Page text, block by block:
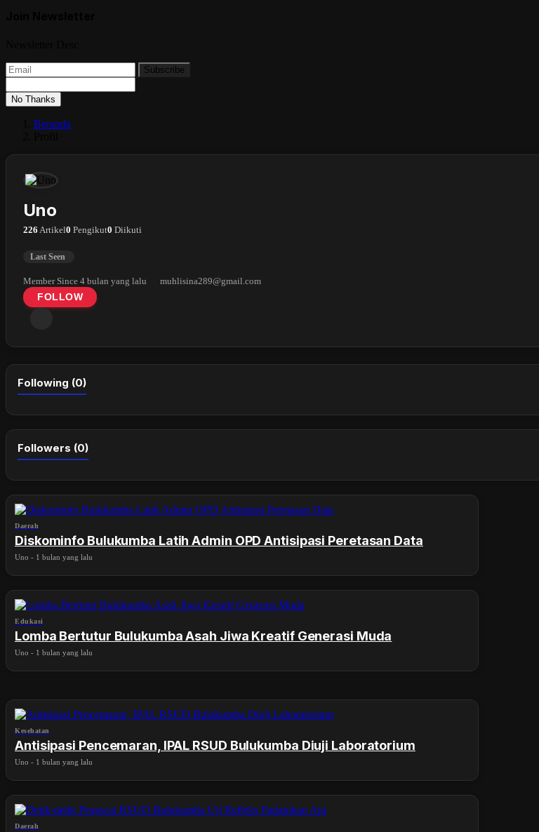
Subscribe
No Thanks
Beranda
Uno
226 Artikel0 Pengikut0 Diikuti
Last Seen
Member Since 4 bulan yang lalu muhlisina289@gmail.com
FOLLOW
Following (0)
Followers (0)
Daerah
Diskominfo Bulukumba Latih Admin OPD Antisipasi Peretasan Data
Uno - 1 bulan yang lalu
Edukasi
Lomba Bertutur Bulukumba Asah Jiwa Kreatif Generasi Muda
Uno - 1 bulan yang lalu
Kesehatan
Antisipasi Pencemaran, IPAL RSUD Bulukumba Diuji Laboratorium
Uno - 1 bulan yang lalu
Daerah